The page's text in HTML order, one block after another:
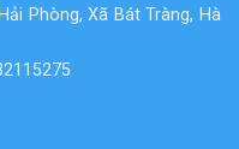
Phòng, Xã Bát Tràng, Hà